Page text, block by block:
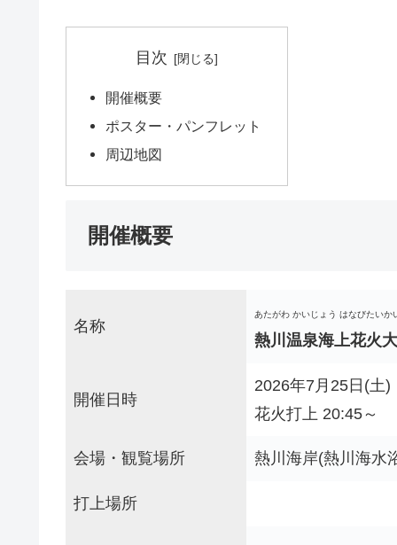
目次
開催概要
ポスター・パンフレット
周辺地図
開催概要
名称
あたがわ かいじょう はなびたいか
熱川温泉海上花火
開催日時
2026年7月25日(土)
花火打上 20:45～
会場・観覧場所 熱川海岸(熱川海水
打上場所